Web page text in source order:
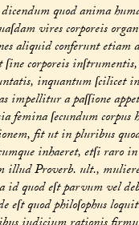
quod anima
vires corporeis
aliquid conferunt etiam
ſine corporeis
inquantum ſcilicet
impellitur a paſſione
femina ſecundum corpus
fit ut in pluribus
inhaeret, etſi raro
illud Proverb. ult.,
quod eſt parvum vel
eſt quod philoſophus